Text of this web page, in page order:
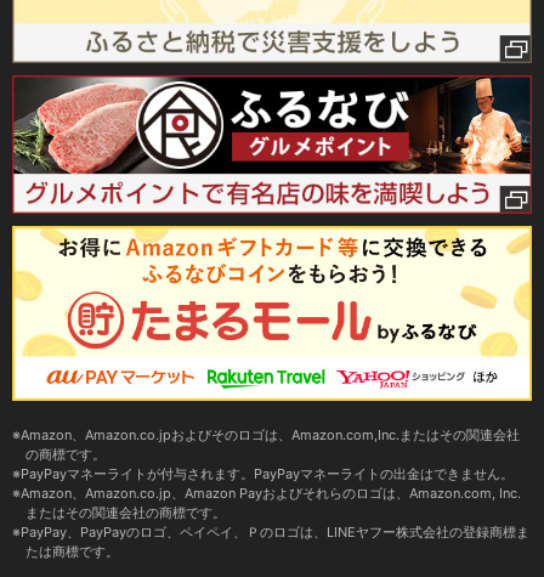
Amazon、Amazon.co.jpおよびそのロゴは、Amazon.com,Inc.またはその関連会社
の商標です。
PayPayマネーライトが付与されます。PayPayマネーライトの出金はできません。
Amazon、Amazon.co.jp、Amazon Payおよびそれらのロゴは、Amazon.com, Inc.
またはその関連会社の商標です。
PayPay、PayPayのロゴ、ペイペイ、Ｐのロゴは、LINEヤフー株式会社の登録商標ま
たは商標です。